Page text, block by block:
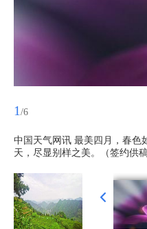
1 /6
中国天气网讯 最美四月，春色
天，尽显别样之美。（签约供